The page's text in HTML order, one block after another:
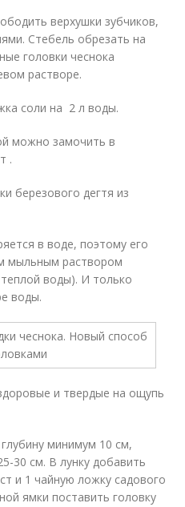
верхушки зубчиков,
Стебель обрезать на
головки чеснока
растворе.
соли на 2 л воды.
можно замочить в
.
березового дегтя из
в воде, поэтому его
мыльным раствором
воды). И только
воды.
и твердые на ощупь
минимум 10 см,
30 см. В лунку добавить
и 1 чайную ложку садового
ямки поставить головку